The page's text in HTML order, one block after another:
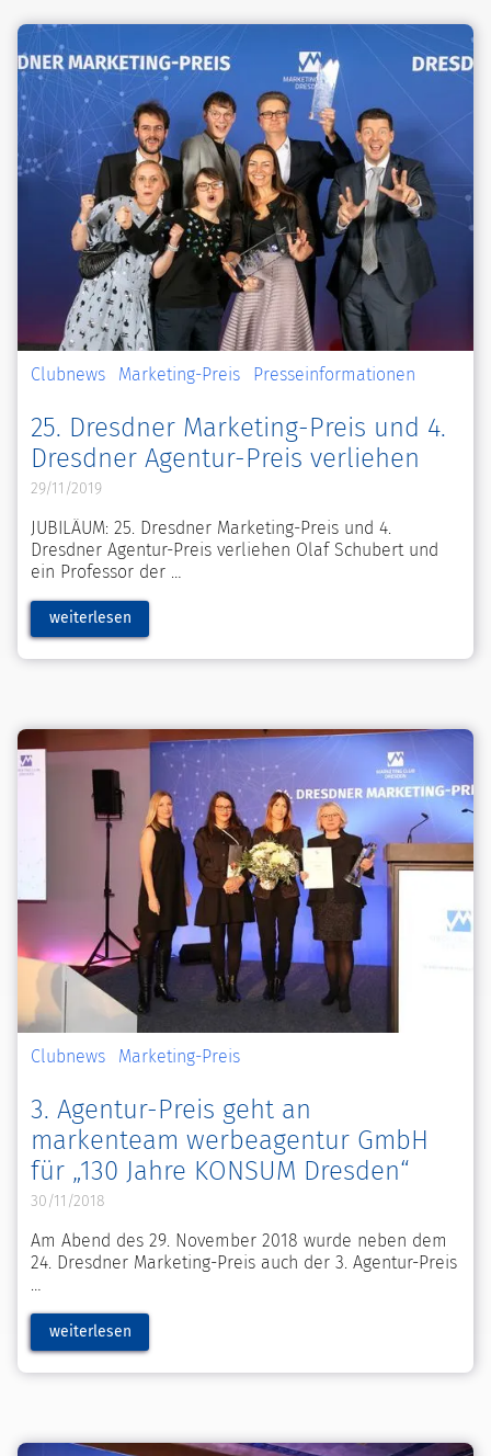
Clubnews Marketing-Preis Presseinformationen
25. Dresdner Marketing-Preis und 4.
Dresdner Agentur-Preis verliehen
29/11/2019
JUBILÄUM: 25. Dresdner Marketing-Preis und 4.
Dresdner Agentur-Preis verliehen Olaf Schubert und
ein Professor der
weiterlesen
Clubnews Marketing-Preis
3. Agentur-Preis geht an
markenteam werbeagentur GmbH
für „130 Jahre KONSUM Dresden“
30/11/2018
Am Abend des 29. November 2018 wurde neben dem
24. Dresdner Marketing-Preis auch der 3. Agentur-Preis
weiterlesen